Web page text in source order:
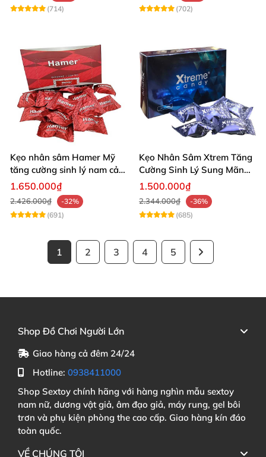
(714)
(702)
Kẹo nhân sâm Hamer Mỹ
tăng cường sinh lý nam cải
thiện sức khỏe
1.650.000₫
2.426.000₫
-32%
(691)
Kẹo Nhân Sâm Xtrem Tăng
Cường Sinh Lý Sung Mãn
Khi Lâm Trận
1.500.000₫
2.344.000₫
-36%
(685)
1 2 3 4 5
Shop Đồ Chơi Người Lớn
Giao hàng cả đêm 24/24
Hotline: 0938411000
Shop Sextoy chính hãng với hàng nghìn mẫu sextoy
nam nữ, dương vật giả, âm đạo giả, máy rung, gel bôi
trơn và phụ kiện phòng the cao cấp. Giao hàng kín đáo
toàn quốc.
VỀ CHÚNG TÔI